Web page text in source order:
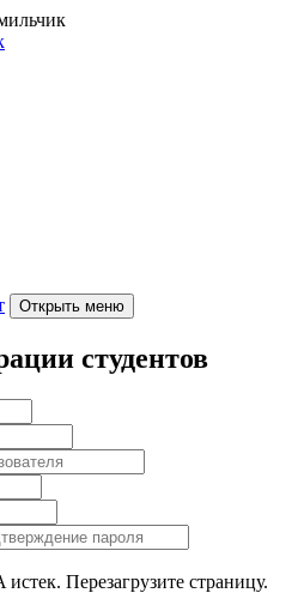
Открыть меню
студентов
Перезагрузите страницу.